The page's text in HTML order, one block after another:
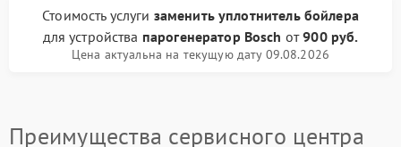
Стоимость услуги заменить уплотнитель бойлера
для устройства парогенератор Bosch от900 руб.
Цена актуальна на текущую дату 09.08.2026
Преимущества сервисного центра